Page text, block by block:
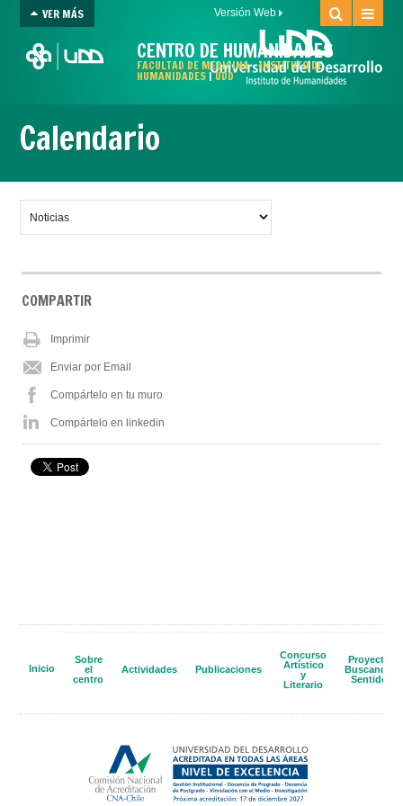
Versión Web
VER MÁS
CENTRO DE HUMANIDADES
FACULTAD DE MEDICINA-INSTITUTO DE
HUMANIDADES |UDD
Calendario
COMPARTIR
Imprimir
Enviar por Email
Compártelo en tu muro
Compártelo en linkedin
Inicio
Sobre
el
centro
Actividades Publicaciones
Concurso
Artístico
y
Literario
Proyecto
Buscando
Sentido